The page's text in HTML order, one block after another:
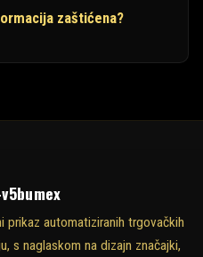
zaštićena?
automatiziranih trgovačkih
s naglaskom na dizajn značajki,